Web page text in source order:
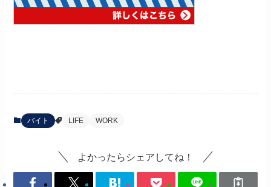
バイト LIFE WORK
よかったらシェアしてね！